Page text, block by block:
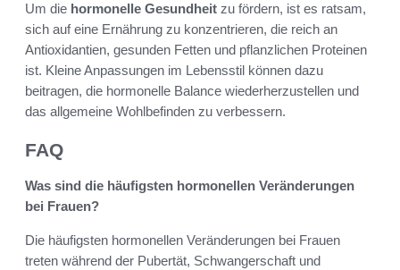
Um die hormonelle Gesundheit zu fördern, ist es ratsam,
sich auf eine Ernährung zu konzentrieren, die reich an
Antioxidantien, gesunden Fetten und pflanzlichen Proteinen
ist. Kleine Anpassungen im Lebensstil können dazu
beitragen, die hormonelle Balance wiederherzustellen und
das allgemeine Wohlbefinden zu verbessern.
FAQ
Was sind die häufigsten hormonellen Veränderungen
bei Frauen?
Die häufigsten hormonellen Veränderungen bei Frauen
treten während der Pubertät, Schwangerschaft und